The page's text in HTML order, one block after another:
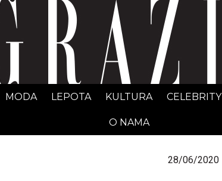
GRAZIA Srbija
MODA LEPOTA KULTURA CELEBRITY
O NAMA
28/06/2020